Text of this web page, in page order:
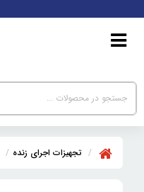
تجهیزات اجرای زنده